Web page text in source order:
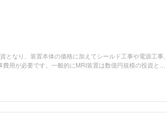
となり、装置本体の価格に加えてシールド工事や電源工事、
用が必要です。一般的にMRI装置は数億円規模の投資とな